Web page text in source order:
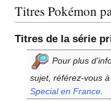
Titres Pokémon
Titres de la série
Pour plus
sujet, référez-vous à
Special en France